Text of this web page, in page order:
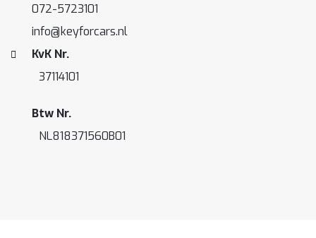
072-5723101
info@keyforcars.nl
KvK Nr.
37114101
Btw Nr.
NL818371560B01